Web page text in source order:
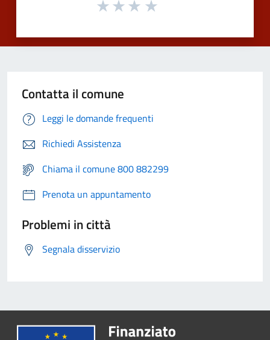
Contatta il comune
Leggi le domande frequenti
Richiedi Assistenza
Chiama il comune 800 882299
Prenota un appuntamento
Problemi in città
Segnala disservizio